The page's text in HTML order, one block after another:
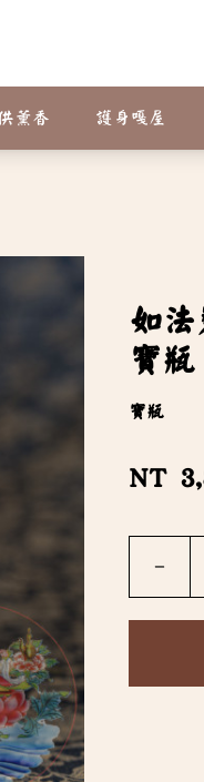
薰香 護身嘎屋
如
寶瓶
寶瓶
NT
－